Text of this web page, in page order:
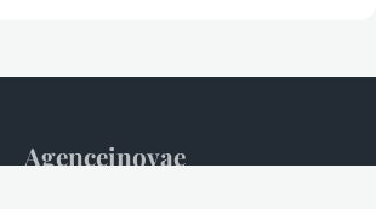
Agenceinovae